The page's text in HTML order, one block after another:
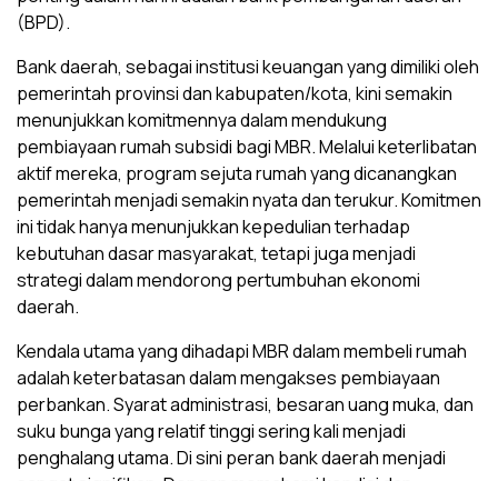
(BPD).
Bank daerah, sebagai institusi keuangan yang dimiliki oleh
pemerintah provinsi dan kabupaten/kota, kini semakin
menunjukkan komitmennya dalam mendukung
pembiayaan rumah subsidi bagi MBR. Melalui keterlibatan
aktif mereka, program sejuta rumah yang dicanangkan
pemerintah menjadi semakin nyata dan terukur. Komitmen
ini tidak hanya menunjukkan kepedulian terhadap
kebutuhan dasar masyarakat, tetapi juga menjadi
strategi dalam mendorong pertumbuhan ekonomi
daerah.
Kendala utama yang dihadapi MBR dalam membeli rumah
adalah keterbatasan dalam mengakses pembiayaan
perbankan. Syarat administrasi, besaran uang muka, dan
suku bunga yang relatif tinggi sering kali menjadi
penghalang utama. Di sini peran bank daerah menjadi